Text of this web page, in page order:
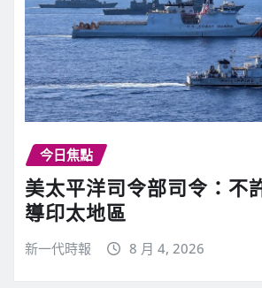
今日焦點
美太平洋司令部司令：不
導印太地區
新一代時報 8 月 4, 2026